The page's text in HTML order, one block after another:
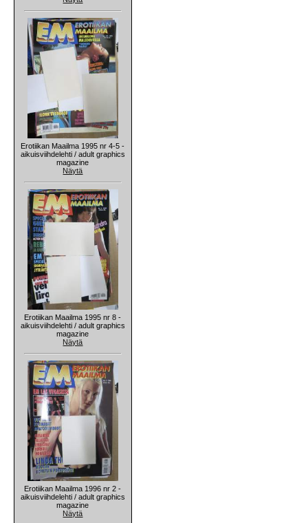
Erotiikan Maailma 1995 nr 4-5 -
aikuisviihdelehti / adult graphics
magazine
Näytä
Erotiikan Maailma 1995 nr 8 -
aikuisviihdelehti / adult graphics
magazine
Näytä
Erotiikan Maailma 1996 nr 2 -
aikuisviihdelehti / adult graphics
magazine
Näytä